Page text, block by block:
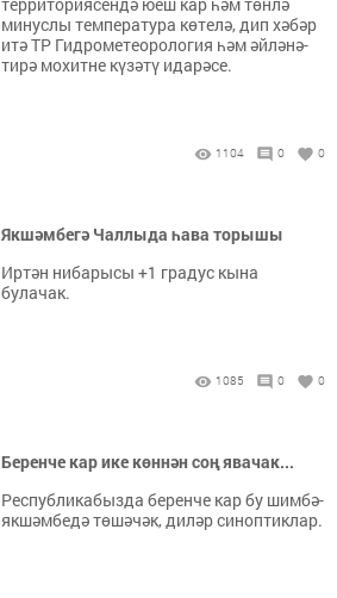
минуслы температура көтелә, дип хәбәр
итә ТР Гидрометеорология һәм әйләнә-
тирә мохитне күзәтү идарәсе.
1104 0 0
Якшәмбегә Чаллыда һава торышы
Иртән нибарысы +1 градус кына
булачак.
1085 0 0
Беренче кар ике көннән соң явачак...
Республикабызда беренче кар бу шимбә-
якшәмбедә төшәчәк, диләр синоптиклар.